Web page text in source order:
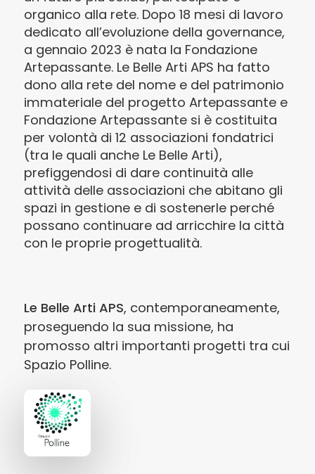
organico alla rete. Dopo 18 mesi di lavoro
dedicato all’evoluzione della governance,
a gennaio 2023 è nata la Fondazione
Artepassante. Le Belle Arti APS ha fatto
dono alla rete del nome e del patrimonio
immateriale del progetto Artepassante e
Fondazione Artepassante si è costituita
per volontà di 12 associazioni fondatrici
(tra le quali anche Le Belle Arti),
prefiggendosi di dare continuità alle
attività delle associazioni che abitano gli
spazi in gestione e di sostenerle perché
possano continuare ad arricchire la città
con le proprie progettualità.
Le Belle Arti APS, contemporaneamente,
proseguendo la sua missione, ha
promosso altri importanti progetti tra cui
Spazio Polline.